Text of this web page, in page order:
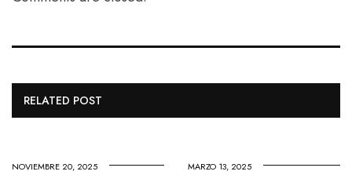
RELATED POST
NOVIEMBRE 20, 2025 MARZO 13, 2025